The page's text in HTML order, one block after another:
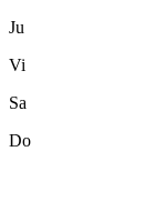
Ju
Vi
Sa
Do